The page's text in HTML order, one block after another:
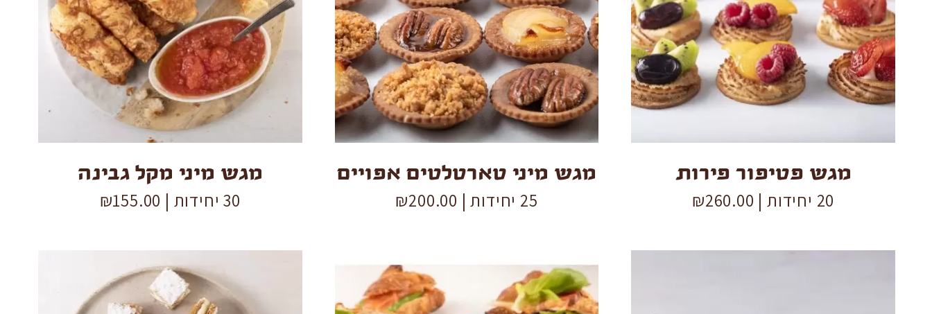
פטיפור
פירות
quantity
מגש פטיפור פירות
20 יחידות | ₪260.00
מיני
טארטלטים
אפויים
quantity
מגש מיני טארטלטים אפויים
25 יחידות | ₪200.00
מיני
מקל
גבינה
quantity
מגש מיני מקל גבינה
30 יחידות | ₪155.00